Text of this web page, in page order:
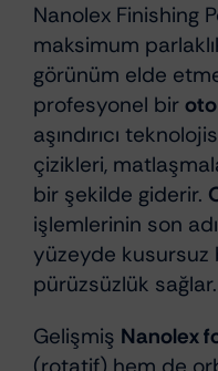
Nanolex Finishing
maksimum
görünüm elde
profesyonel bir
aşındırıcı
çizikleri,
bir şekilde giderir.
işlemlerinin son
yüzeyde kusursuz
pürüzsüzlük sağlar.
Gelişmiş Nanolex